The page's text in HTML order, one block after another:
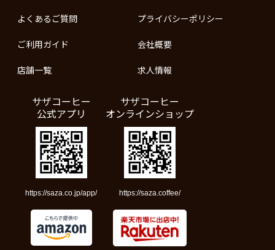
よくあるご質問
ご利用ガイド
店舗一覧
プライバシーポリシー
会社概要
求人情報
サザコーヒー
公式アプリ
https://saza.co.jp/app/
サザコーヒー
オンラインショップ
https://saza.coffee/